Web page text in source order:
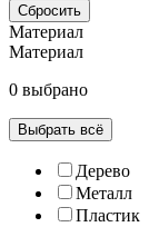
Сбросить
Материал
Материал
0 выбрано
Выбрать всё
Дерево
Металл
Пластик